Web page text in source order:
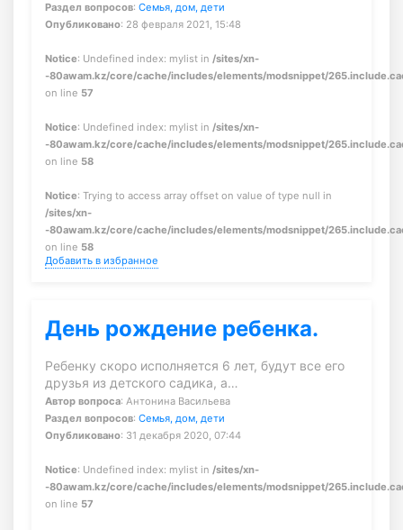
Раздел вопросов: Семья, дом, дети
Опубликовано: 28 февраля 2021, 15:48
Notice: Undefined index: mylist in /sites/xn-
-80awam.kz/core/cache/includes/elements/modsnippet/
on line 57
Notice: Undefined index: mylist in /sites/xn-
-80awam.kz/core/cache/includes/elements/modsnippet/
on line 58
Notice: Trying to access array offset on value of type null in
/sites/xn-
-80awam.kz/core/cache/includes/elements/modsnippet/
on line 58
Добавить в избранное
День рождение ребенка.
Ребенку скоро исполняется 6 лет, будут все его
друзья из детского садика, а…
Автор вопроса: Антонина Васильева
Раздел вопросов: Семья, дом, дети
Опубликовано: 31 декабря 2020, 07:44
Notice: Undefined index: mylist in /sites/xn-
-80awam.kz/core/cache/includes/elements/modsnippet/
on line 57